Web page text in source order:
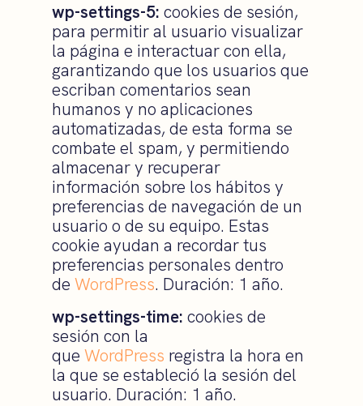
wp-settings-5: cookies de sesión,
para permitir al usuario visualizar
la página e interactuar con ella,
garantizando que los usuarios que
escriban comentarios sean
humanos y no aplicaciones
automatizadas, de esta forma se
combate el spam, y permitiendo
almacenar y recuperar
información sobre los hábitos y
preferencias de navegación de un
usuario o de su equipo. Estas
cookie ayudan a recordar tus
preferencias personales dentro
de WordPress. Duración: 1 año.
wp-settings-time: cookies de
sesión con la
que WordPress registra la hora en
la que se estableció la sesión del
usuario. Duración: 1 año.